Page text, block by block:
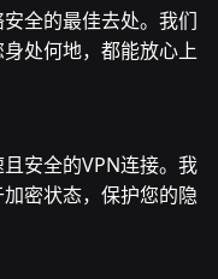
全的最佳去处。我们
处何地，都能放心上
安全的VPN连接。我
密状态，保护您的隐